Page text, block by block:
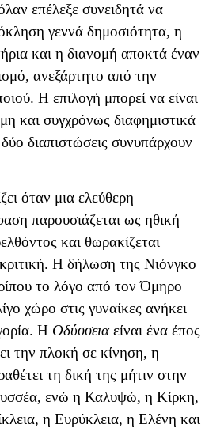
επέλεξε συνειδητά να
γεννά δημοσιότητα, η
και η διανομή αποκτά έναν
ανεξάρτητο από την
Η επιλογή μπορεί να είναι
και συγχρόνως διαφημιστικά
διαπιστώσεις συνυπάρχουν
όταν μια ελεύθερη
παρουσιάζεται ως ηθική
και θωρακίζεται
Η δήλωση της Νιόνγκο
το λόγο από τον Όμηρο
χώρο στις γυναίκες ανήκει
Η Οδύσσειαείναι ένα έπος
την πλοκή σε κίνηση, η
τη δική της μήτιν στην
ενώ η Καλυψώ, η Κίρκη,
η Ευρύκλεια, η Ελένη και